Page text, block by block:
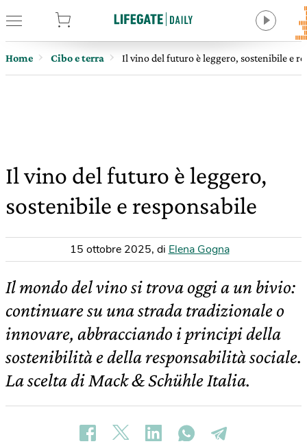
Home Cibo e terra Il vino del futuro è leggero, sostenibile e
Il vino del futuro è leggero,
sostenibile e responsabile
15 ottobre 2025, di Elena Gogna
Il mondo del vino si trova oggi a un bivio:
continuare su una strada tradizionale o
innovare, abbracciando i principi della
sostenibilità e della responsabilità sociale.
La scelta di Mack & Schühle Italia.